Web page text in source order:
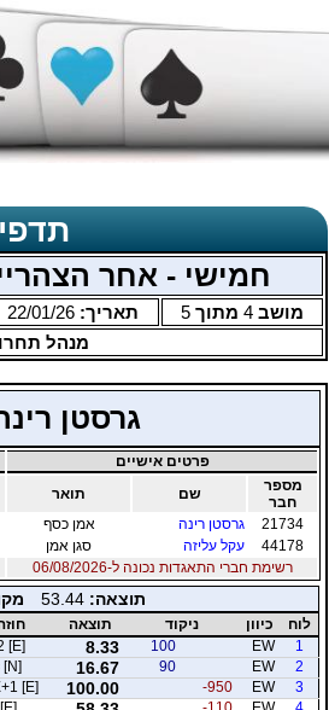
חמישי - אחר
מושב 4 מתוך 5 תאריך: 22/01/26
מנהל
גרסטן
פרטים אישיים
מספר
חבר
שם תואר
21734
גרסטן רינה אמן כסף
44178
עקל עליזה סגן אמן
רשימת חברי התאגדות נכונה ל-06/08/2026
תוצאה:53.44
לוח כיוון ניקוד תוצאה
1
EW
100
8.33
[E]
2
EW
90
16.67
[N]
3
EW
-950
100.00
[E]